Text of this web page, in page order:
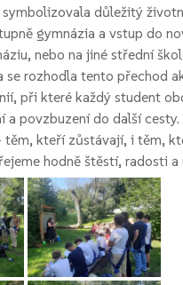
důležitý
gymnázia a vstup do
nebo na jiné střední
se rozhodla tento přechod
při které každý student
a povzbuzení do další cesty.
těm, kteří zůstávají, i těm,
hodně štěstí, radosti a